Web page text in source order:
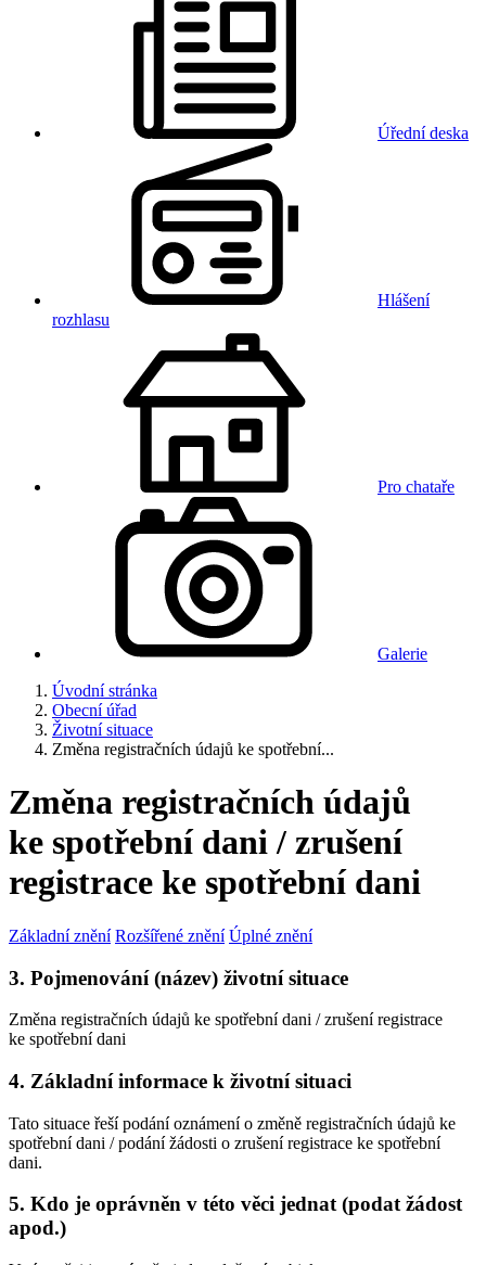
Úřední deska
Hlášení
rozhlasu
Pro chataře
Galerie
Úvodní stránka
Obecní úřad
Životní situace
Změna registračních údajů ke spotřební...
Změna registračních údajů
ke spotřební dani / zrušení
registrace ke spotřební dani
Základní znění Rozšířené znění Úplné znění
3. Pojmenování (název) životní situace
Změna registračních údajů ke spotřební dani / zrušení registrace
ke spotřební dani
4. Základní informace k životní situaci
Tato situace řeší podání oznámení o změně registračních údajů ke
spotřební dani / podání žádosti o zrušení registrace ke spotřební
dani.
5. Kdo je oprávněn v této věci jednat (podat žádost
apod.)